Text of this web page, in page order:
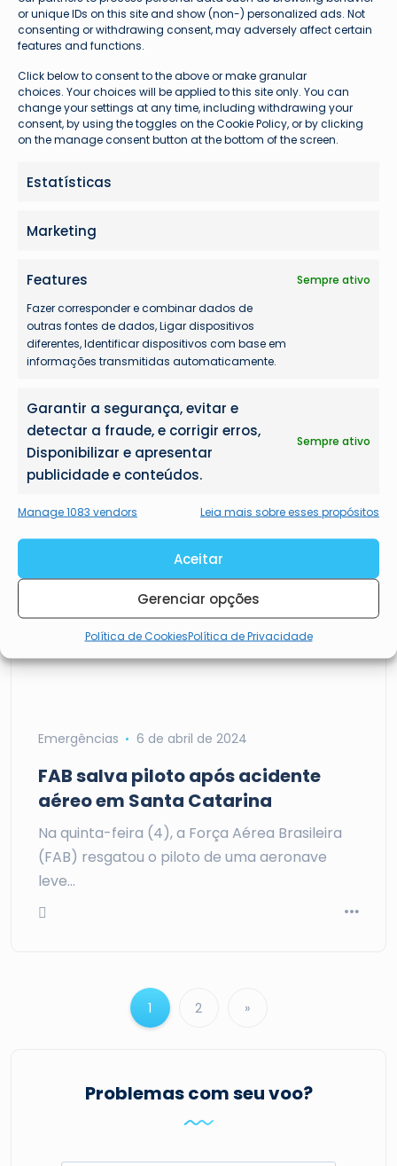
or unique IDs on this site and show (non-) personalized ads. Not
consenting or withdrawing consent, may adversely affect certain
features and functions.
Click below to consent to the above or make granular
choices. Your choices will be applied to this site only. You can
change your settings at any time, including withdrawing your
consent, by using the toggles on the Cookie Policy, or by clicking
on the manage consent button at the bottom of the screen.
Estatísticas
Marketing
Features
Sempre ativo
Fazer corresponder e combinar dados de
outras fontes de dados, Ligar dispositivos
diferentes, Identificar dispositivos com base em
informações transmitidas automaticamente.
Garantir a segurança, evitar e
detectar a fraude, e corrigir erros,
Disponibilizar e apresentar
publicidade e conteúdos.
Sempre ativo
Manage 1083 vendors Leia mais sobre esses propósitos
Aceitar
Gerenciar opções
Política de CookiesPolítica de Privacidade
Aviação Militar
FAB avalia aquisição de versão
A Força Aérea Brasileira (FAB) e a Embraer
Aviação Geral 10 de abril de 2024
FAB intercepta avião com carga
suspeita no Paraná
Nesta terça-feira (09/04), a Força Aérea
Brasileira (FAB) interceptou uma aeronave
Cessna 182 (PT-CPR) que…
Emergências 6 de abril de 2024
FAB salva piloto após acidente
aéreo em Santa Catarina
Na quinta-feira (4), a Força Aérea Brasileira
(FAB) resgatou o piloto de uma aeronave
leve…
1 2 »
Problemas com seu voo?